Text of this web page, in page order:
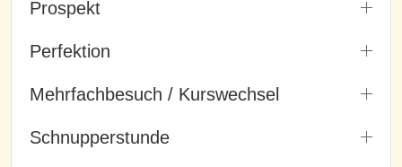
Prospekt
Perfektion
Mehrfachbesuch / Kurswechsel
Schnupperstunde